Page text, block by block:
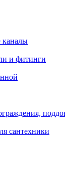
каналы
и фитинги
сантехники